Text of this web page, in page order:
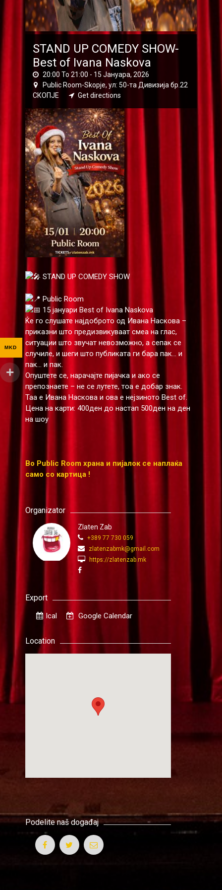
STAND UP COMEDY SHOW-
Best of Ivana Naskova
20:00 To 21:00 - 15 Јануара, 2026
Public Room-Skopje, ул: 50-та Дивизија бр.22
СКОПЈЕ
Get directions
STAND UP COMEDY SHOW
Public Room
15 јануари Best of Ivana Naskova
Ќе го слушате најдоброто од Ивана Наскова –
приказни што предизвикуваат смеа на глас,
ситуации што звучат невозможно, а сепак се
случиле, и шеги што публиката ги бара пак… и
пак… и пак.
Опуштете се, нарачајте пијачка и ако се
препознаете – не се лутете, тоа е добар знак.
Таа е Ивана Наскова и ова е нејзиното Best of.
Цена на карти: 400ден до настап 500ден на ден
на шоу
Во Public Room храна и пијалок се наплаќа
само со картица !
Organizator
Zlaten Zab
+389 77 730 059
zlatenzabmk@gmail.com
https://zlatenzab.mk
Export
Ical Google Calendar
Location
Podelite naš događaj
MKD